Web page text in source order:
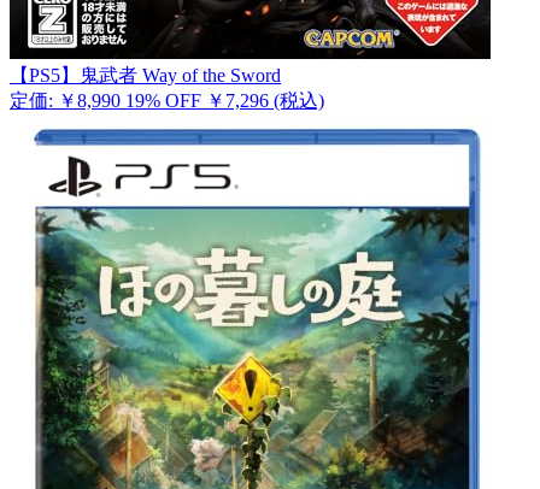
【PS5】鬼武者 Way of the Sword
定価: ￥8,990 19% OFF ￥7,296 (税込)